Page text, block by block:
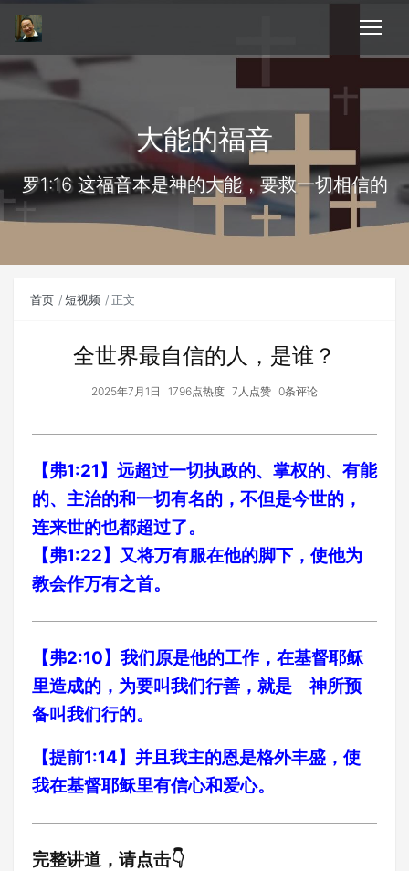
大能的福音
罗1:16 这福音本是神的大能，要救一切相信的
首页 短视频 正文
全世界最自信的人，是谁？
2025年7月1日 1796点热度 7人点赞 0条评论
【弗1:21】远超过一切执政的、掌权的、有能
的、主治的和一切有名的，不但是今世的，
连来世的也都超过了。
【弗1:22】又将万有服在他的脚下，使他为
教会作万有之首。
【弗2:10】我们原是他的工作，在基督耶稣
里造成的，为要叫我们行善，就是 神所预
备叫我们行的。
【提前1:14】并且我主的恩是格外丰盛，使
我在基督耶稣里有信心和爱心。
完整讲道，请点击👇